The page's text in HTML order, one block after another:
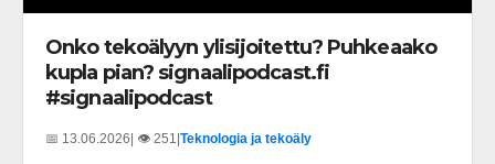
Onko tekoälyyn ylisijoitettu? Puhkeaako
kupla pian? signaalipodcast.fi
#signaalipodcast
📅 13.06.2026| 👁️ 251 |Teknologia ja tekoäly